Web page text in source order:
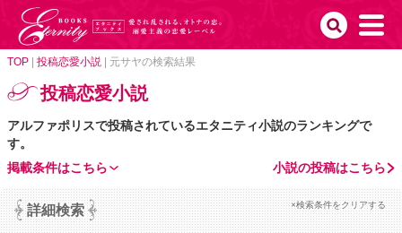
TOP 投稿恋愛小説 元サヤの検索結果
投稿恋愛小説
アルファポリスで投稿されているエタニティ小説のランキングで
す。
小説の投稿はこちら
掲載条件はこちら
詳細検索 ×検索条件をクリアする